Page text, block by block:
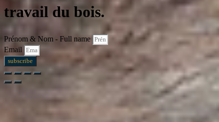
travail du bois.
Prénom & Nom - Full name
Email
subscribe